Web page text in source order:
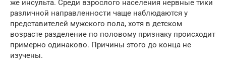
же инсульта. Среди взрослого населения нервные тики
различной направленности чаще наблюдаются у
представителей мужского пола, хотя в детском
возрасте разделение по половому признаку происходит
примерно одинаково. Причины этого до конца не
изучены.